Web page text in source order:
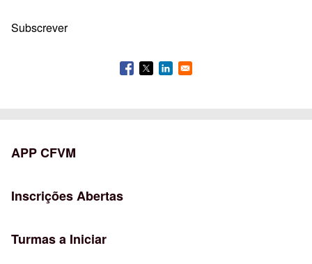
Subscrever
APP CFVM
Inscrições Abertas
Turmas a Iniciar